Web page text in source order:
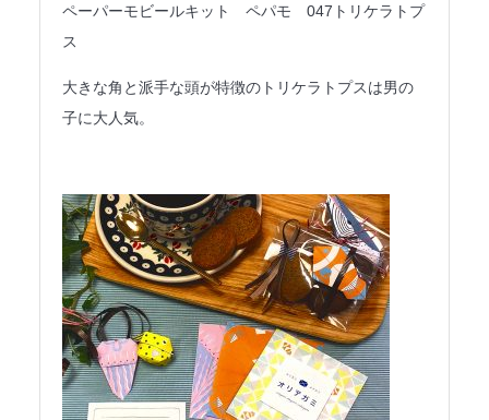
ペーパーモビールキット ペパモ 047トリケラトプ
ス
大きな角と派手な頭が特徴のトリケラトプスは男の
子に大人気。